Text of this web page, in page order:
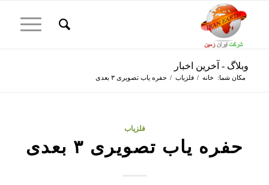
وبلاگ - آخرین اخبار
مکان شما: خانه / فلزیاب / حفره یاب تصویری ۳ بعدی
فلزیاب
حفره یاب تصویری ۳ بعدی